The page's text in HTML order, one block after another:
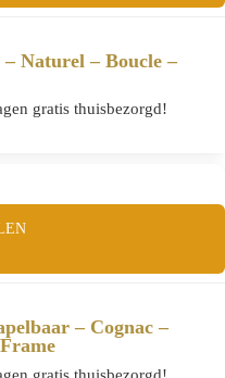
Naturel – Boucle –
gratis thuisbezorgd!
– Cognac –